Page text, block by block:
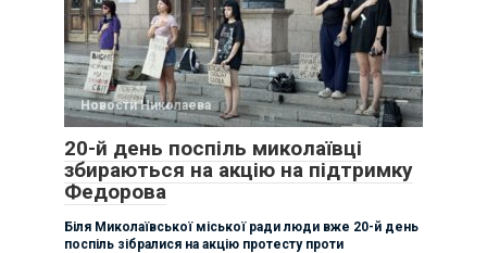
Новости Николаева
20-й день поспіль миколаївці
збираються на акцію на підтримку
Федорова
Біля Миколаївської міської ради люди вже 20-й день
поспіль зібралися на акцію протесту проти